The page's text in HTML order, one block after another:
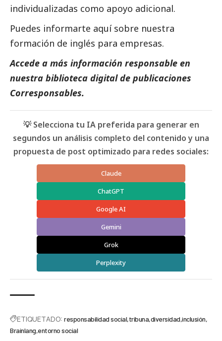
individualizadas como apoyo adicional.
Puedes informarte aquí sobre nuestra
formación de inglés para empresas.
Accede a más información responsable en
nuestra biblioteca digital de publicaciones
Corresponsables.
💡 Selecciona tu IA preferida para generar en
segundos un análisis completo del contenido y una
propuesta de post optimizado para redes sociales:
Claude
ChatGPT
Google AI
Gemini
Grok
Perplexity
ETIQUETADO: responsabilidad social tribuna diversidad inclusión
Brainlang entorno social